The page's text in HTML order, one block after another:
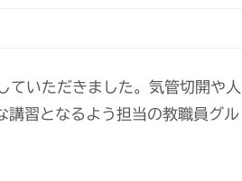
いただきました。気管切開や人
講習となるよう担当の教職員グル